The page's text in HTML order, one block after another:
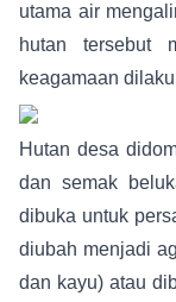
utama air
hutan tersebut
keagamaan
Hutan desa
dan semak
dibuka untuk
diubah menjadi
dan kayu) atau